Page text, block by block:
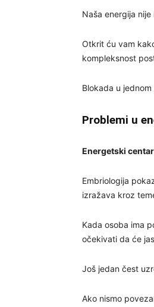
Naša energija
Otkrit ću vam
kompleksnost
Blokada u
Problemi u
Energetski
Embriologija
izražava kroz
Kada osoba ima
očekivati da će
Još jedan čest
Ako nismo